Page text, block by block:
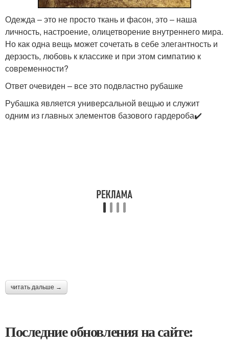
Одежда – это не просто ткань и фасон, это – наша
личность, настроение, олицетворение внутреннего мира.
Но как одна вещь может сочетать в себе элегантность и
дерзость, любовь к классике и при этом симпатию к
современности?
Ответ очевиден – все это подвластно рубашке
Рубашка является универсальной вещью и служит
одним из главных элементов базового гардероба✔️
читать дальше →
Последние обновления на сайте: